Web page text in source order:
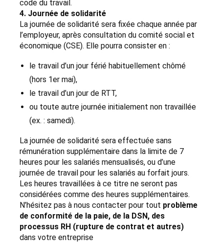
code du travail.
4. Journée de solidarité
La journée de solidarité sera fixée chaque année par
l’employeur, après consultation du comité social et
économique (CSE). Elle pourra consister en :
le travail d’un jour férié habituellement chômé
(hors 1er mai),
le travail d’un jour de RTT,
ou toute autre journée initialement non travaillée
(ex. : samedi).
La journée de solidarité sera effectuée sans
rémunération supplémentaire dans la limite de 7
heures pour les salariés mensualisés, ou d’une
journée de travail pour les salariés au forfait jours.
Les heures travaillées à ce titre ne seront pas
considérées comme des heures supplémentaires.
N’hésitez pas à nous contacter pour tout problème
de conformité de la paie, de la DSN, des
processus RH (rupture de contrat et autres)
dans votre entreprise